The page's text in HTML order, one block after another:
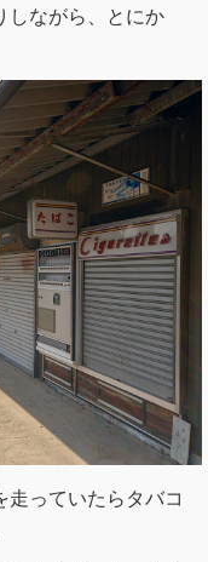
しながら、とにか
走っていたらタバコ